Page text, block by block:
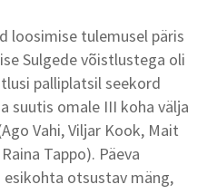
loosimise tulemusel päris
Sulgede võistlustega oli
palliplatsil seekord
suutis omale III koha välja
Vahi, Viljar Kook, Mait
Tappo). Päeva
otsustav mäng,